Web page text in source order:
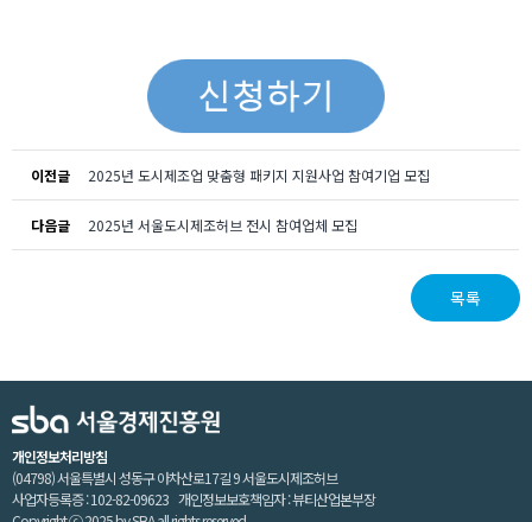
이전글 2025년 도시제조업 맞춤형 패키지 지원사업 참여기업 모집
다음글 2025년 서울도시제조허브 전시 참여업체 모집
목록
개인정보처리방침
(04798) 서울특별시 성동구 아차산로17길 9 서울도시제조허브
사업자등록증 : 102-82-09623 개인정보보호책임자 : 뷰티산업본부장